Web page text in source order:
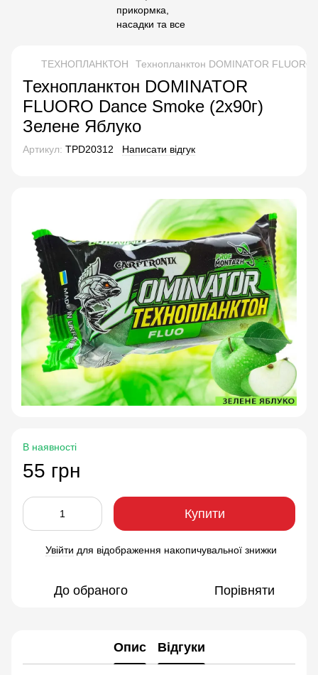
ТЕХНОПЛАНКТОН Технопланктон DOMINATOR
Технопланктон DOMINATOR
FLUORO Dance Smoke (2х90г)
Зелене Яблуко
Артикул: TPD20312 Написати відгук
В наявності
55 грн
Купити
Увійти для відображення накопичувальної знижки
До обраного Порівняти
Опис Відгуки